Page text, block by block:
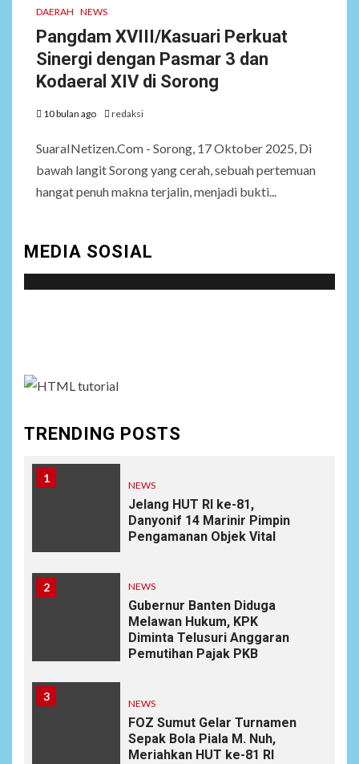
DAERAH NEWS
Pangdam XVIII/Kasuari Perkuat
Sinergi dengan Pasmar 3 dan
Kodaeral XIV di Sorong
10 bulan ago redaksi
SuaraINetizen.Com - Sorong, 17 Oktober 2025, Di
bawah langit Sorong yang cerah, sebuah pertemuan
hangat penuh makna terjalin, menjadi bukti...
MEDIA SOSIAL
TRENDING POSTS
1
NEWS
Jelang HUT RI ke-81,
Danyonif 14 Marinir Pimpin
Pengamanan Objek Vital
2 NEWS
Gubernur Banten Diduga
Melawan Hukum, KPK
Diminta Telusuri Anggaran
Pemutihan Pajak PKB
3
NEWS
FOZ Sumut Gelar Turnamen
Sepak Bola Piala M. Nuh,
Meriahkan HUT ke-81 RI